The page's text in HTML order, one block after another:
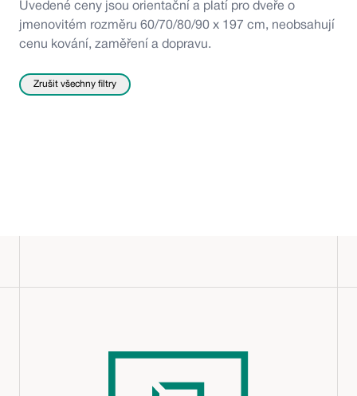
Uvedené ceny jsou orientační a platí pro dveře o
jmenovitém rozměru 60/70/80/90 x 197 cm, neobsahují
cenu kování, zaměření a dopravu.
Zrušit všechny filtry